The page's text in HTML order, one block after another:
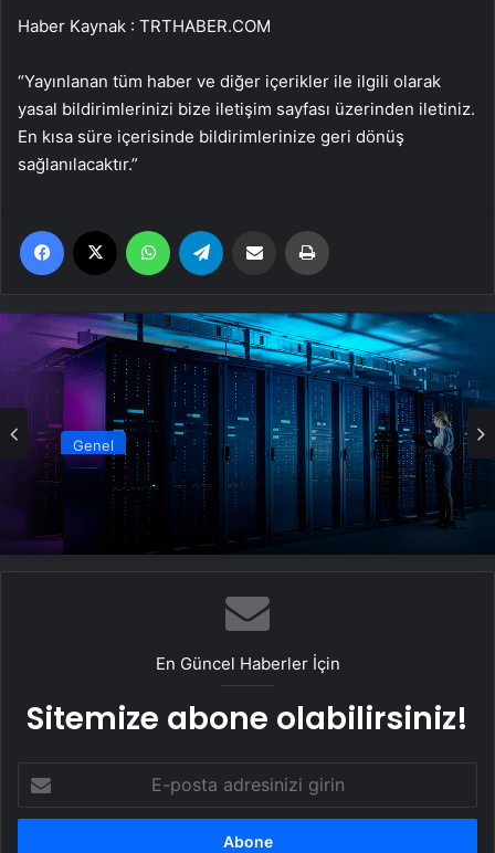
Haber Kaynak : TRTHABER.COM
“Yayınlanan tüm haber ve diğer içerikler ile ilgili olarak
yasal bildirimlerinizi bize iletişim sayfası üzerinden iletiniz.
En kısa süre içerisinde bildirimlerinize geri dönüş
sağlanılacaktır.”
Facebook WhatsApp Email'den paylaş
Genel
Datahost İle Güvenilir Sunucu Hizmetleri
En Güncel Haberler İçin
Sitemize abone olabilirsiniz!
posta
adresinizi